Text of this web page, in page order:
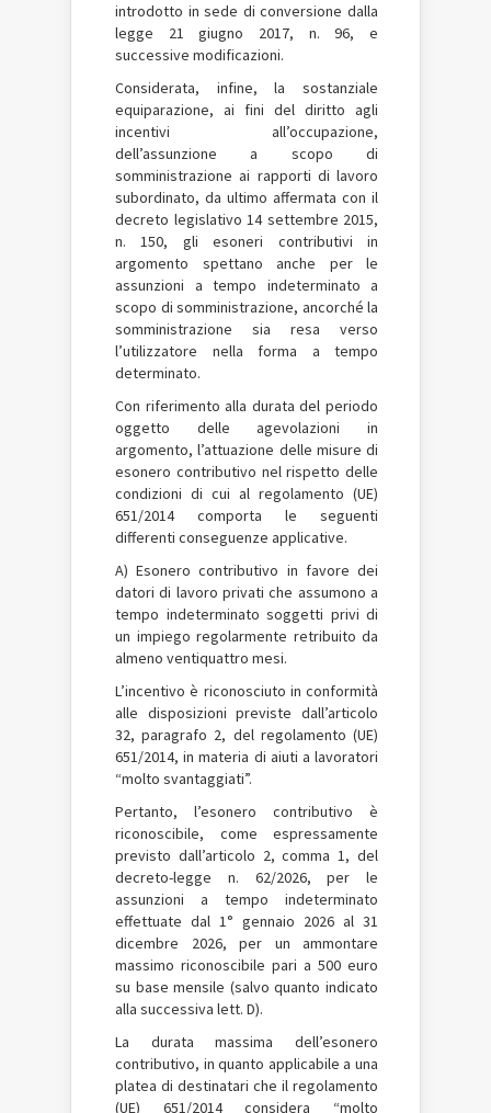
introdotto in sede di conversione dalla
legge 21 giugno 2017, n. 96, e
successive modificazioni.
Considerata, infine, la sostanziale
equiparazione, ai fini del diritto agli
incentivi all’occupazione,
dell’assunzione a scopo di
somministrazione ai rapporti di lavoro
subordinato, da ultimo affermata con il
decreto legislativo 14 settembre 2015,
n. 150, gli esoneri contributivi in
argomento spettano anche per le
assunzioni a tempo indeterminato a
scopo di somministrazione, ancorché la
somministrazione sia resa verso
l’utilizzatore nella forma a tempo
determinato.
Con riferimento alla durata del periodo
oggetto delle agevolazioni in
argomento, l’attuazione delle misure di
esonero contributivo nel rispetto delle
condizioni di cui al regolamento (UE)
651/2014 comporta le seguenti
differenti conseguenze applicative.
A) Esonero contributivo in favore dei
datori di lavoro privati che assumono a
tempo indeterminato soggetti privi di
un impiego regolarmente retribuito da
almeno ventiquattro mesi.
L’incentivo è riconosciuto in conformità
alle disposizioni previste dall’articolo
32, paragrafo 2, del regolamento (UE)
651/2014, in materia di aiuti a lavoratori
“molto svantaggiati”.
Pertanto, l’esonero contributivo è
riconoscibile, come espressamente
previsto dall’articolo 2, comma 1, del
decreto-legge n. 62/2026, per le
assunzioni a tempo indeterminato
effettuate dal 1° gennaio 2026 al 31
dicembre 2026, per un ammontare
massimo riconoscibile pari a 500 euro
su base mensile (salvo quanto indicato
alla successiva lett. D).
La durata massima dell’esonero
contributivo, in quanto applicabile a una
platea di destinatari che il regolamento
(UE) 651/2014 considera “molto